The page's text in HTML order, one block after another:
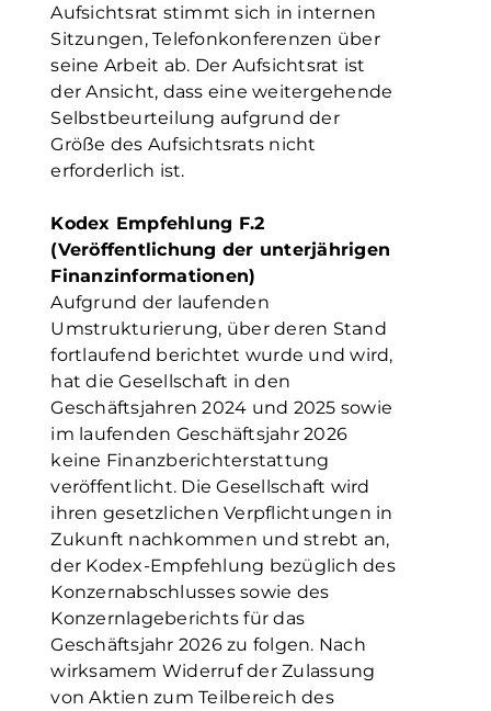
Aufsichtsrat stimmt sich in internen
Sitzungen, Telefonkonferenzen über
seine Arbeit ab. Der Aufsichtsrat ist
der Ansicht, dass eine weitergehende
Selbstbeurteilung aufgrund der
Größe des Aufsichtsrats nicht
erforderlich ist.
Kodex Empfehlung F.2
(Veröffentlichung der unterjährigen
Finanzinformationen)
Aufgrund der laufenden
Umstrukturierung, über deren Stand
fortlaufend berichtet wurde und wird,
hat die Gesellschaft in den
Geschäftsjahren 2024 und 2025 sowie
im laufenden Geschäftsjahr 2026
keine Finanzberichterstattung
veröffentlicht. Die Gesellschaft wird
ihren gesetzlichen Verpflichtungen in
Zukunft nachkommen und strebt an,
der Kodex-Empfehlung bezüglich des
Konzernabschlusses sowie des
Konzernlageberichts für das
Geschäftsjahr 2026 zu folgen. Nach
wirksamem Widerruf der Zulassung
von Aktien zum Teilbereich des